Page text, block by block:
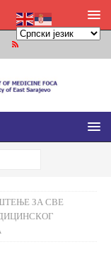
ФОЧА
У ИСТОЧНОМ
ЗА СВЕ